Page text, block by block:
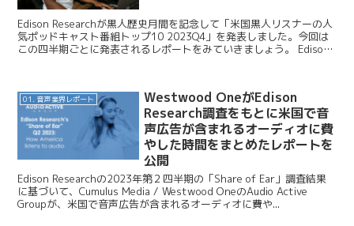
Edison Researchが黒人歴史月間を記念して「米国黒人リスナーの人
気ポッドキャスト番組トップ10 2023Q4」を発表しました。今回は
この四半期ごとに発表されるレポートをみていきましょう。 Edison
01. 音声業界レポート
Westwood OneがEdison
Research調査をもとに米国で音
声広告が含まれるオーディオに費
やした時間をまとめたレポートを
公開
Edison Researchの2023年第２四半期の「Share of Ear」調査結果
に基づいて、Cumulus Media / Westwood OneのAudio Active
Groupが、米国で音声広告が含まれるオーディオに費や...